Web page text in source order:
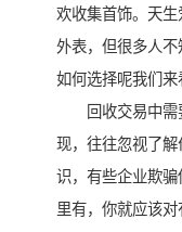
欢收集首饰。天
外表，但很多人
如何选择呢我们来
回收交易中需
现，往往忽视了
识，有些企业欺
里有，你就应该对